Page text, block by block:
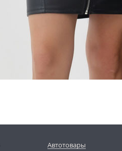
Автотовары